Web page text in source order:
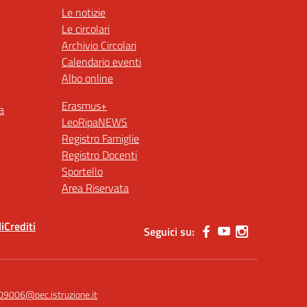
Le notizie
Le circolari
Archivio Circolari
Calendario eventi
Albo online
Erasmus+
LeoRipaNEWS
Registro Famiglie
Registro Docenti
Sportello
Area Riservata
Crediti Seguici su: